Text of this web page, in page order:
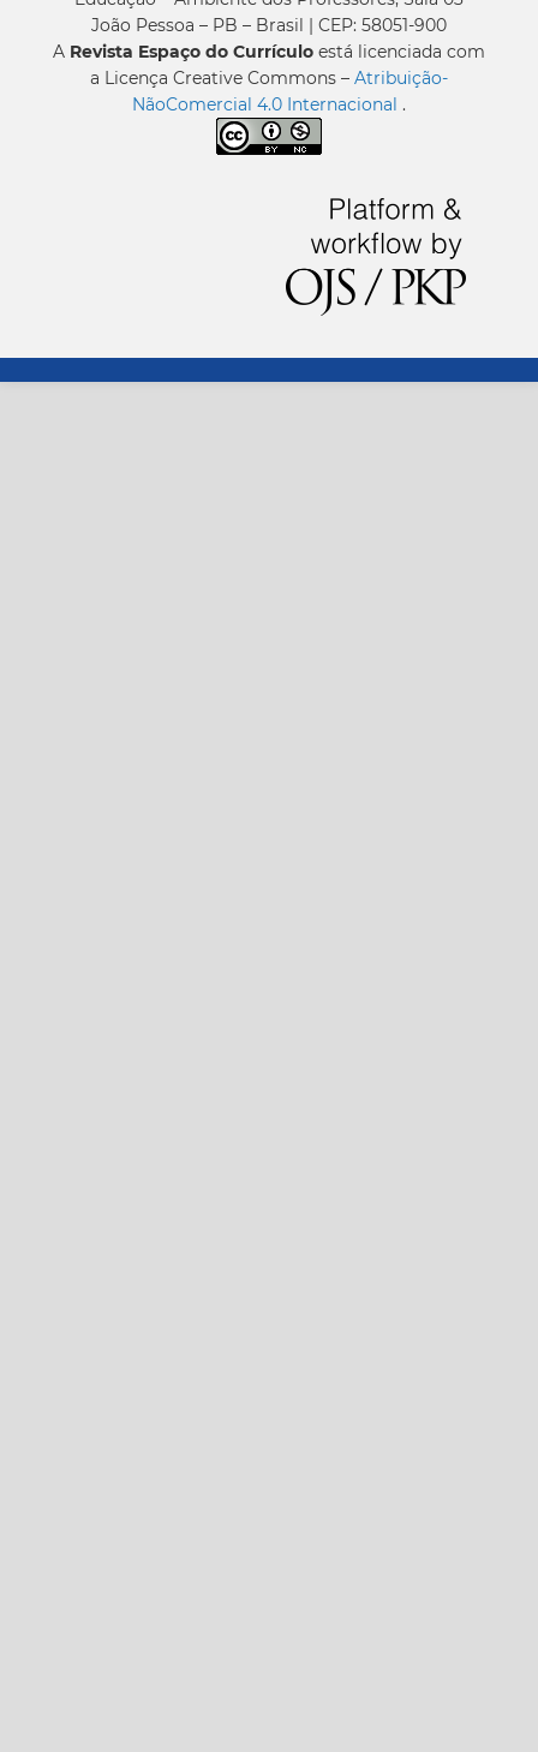
João Pessoa – PB – Brasil | CEP: 58051-900
A Revista Espaço do Currículo está licenciada com
a Licença Creative Commons – Atribuição-
NãoComercial 4.0 Internacional .